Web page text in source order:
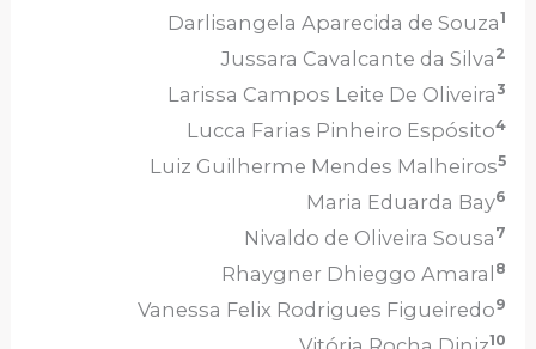
Darlisangela Aparecida de Souza1
Jussara Cavalcante da Silva 2
Larissa Campos Leite De Oliveira 3
Lucca Farias Pinheiro Espósito4
Luiz Guilherme Mendes Malheiros5
Maria Eduarda Bay6
Nivaldo de Oliveira Sousa 7
Rhaygner Dhieggo Amaral 8
Vanessa Felix Rodrigues Figueiredo9
10